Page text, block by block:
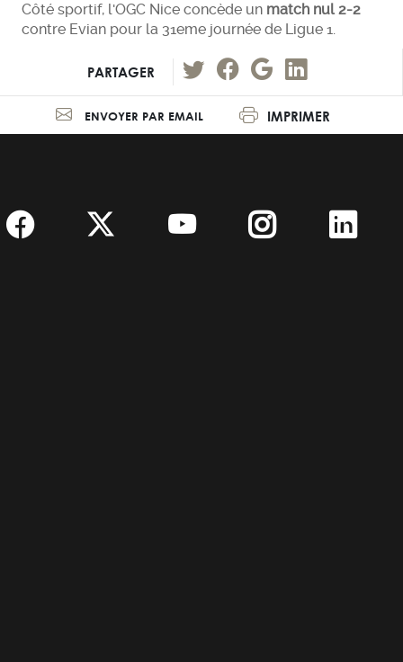
Côté sportif, l'OGC Nice concède un match nul 2-2
contre Evian pour la 31eme journée de Ligue 1.
PARTAGER
ENVOYER PAR EMAIL IMPRIMER